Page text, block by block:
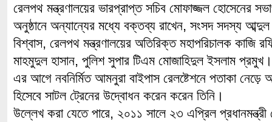
রেলপথ মন্ত্রণালয়ের ভারপ্রাপ্ত সচিব মোফাজ্জল হোসেনের
অনুষ্ঠানে অন্যান্যের মধ্যে বক্তব্য রাখেন, সংসদ সদস্য
বিশ্বাস, রেলপথ মন্ত্রণালয়ের অতিরিক্ত মহাপরিচালক
মাহমুদুল হাসান, পুলিশ সুপার টিএম মোজাহিদুল ইসলাম প্রমুখ।
এর আগে নবনির্মিত আমনুরা বাইপাস রেলষ্টেশনে পতাকা নেড়ে
হিসেবে সাটল ট্রেনের উদ্বোধন করেন করেন তিনি।
উল্লেখ করা যেতে পারে, ২০১১ সালে ২৩ এপ্রিল প্রধানমন্ত্রী